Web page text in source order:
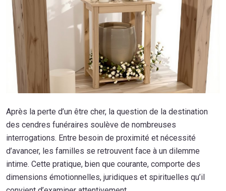
Après la perte d’un être cher, la question de la destination
des cendres funéraires soulève de nombreuses
interrogations. Entre besoin de proximité et nécessité
d’avancer, les familles se retrouvent face à un dilemme
intime. Cette pratique, bien que courante, comporte des
dimensions émotionnelles, juridiques et spirituelles qu’il